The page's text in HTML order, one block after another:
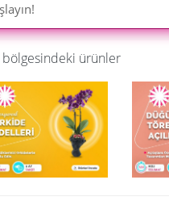
bölgesindeki ürünler